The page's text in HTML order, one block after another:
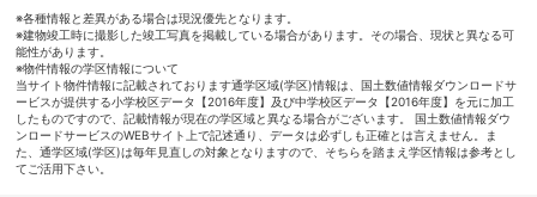
※各種情報と差異がある場合は現況優先となります。
※建物竣工時に撮影した竣工写真を掲載している場合があります。その場合、現状と異なる可
能性があります。
※物件情報の学区情報について
当サイト物件情報に記載されております通学区域(学区)情報は、国土数値情報ダウンロードサ
ービスが提供する小学校区データ【2016年度】及び中学校区データ【2016年度】を元に加工
したものですので、記載情報が現在の学区域と異なる場合がございます。 国土数値情報ダウ
ンロードサービスのWEBサイト上で記述通り、データは必ずしも正確とは言えません。ま
た、通学区域(学区)は毎年見直しの対象となりますので、そちらを踏まえ学区情報は参考とし
てご活用下さい。